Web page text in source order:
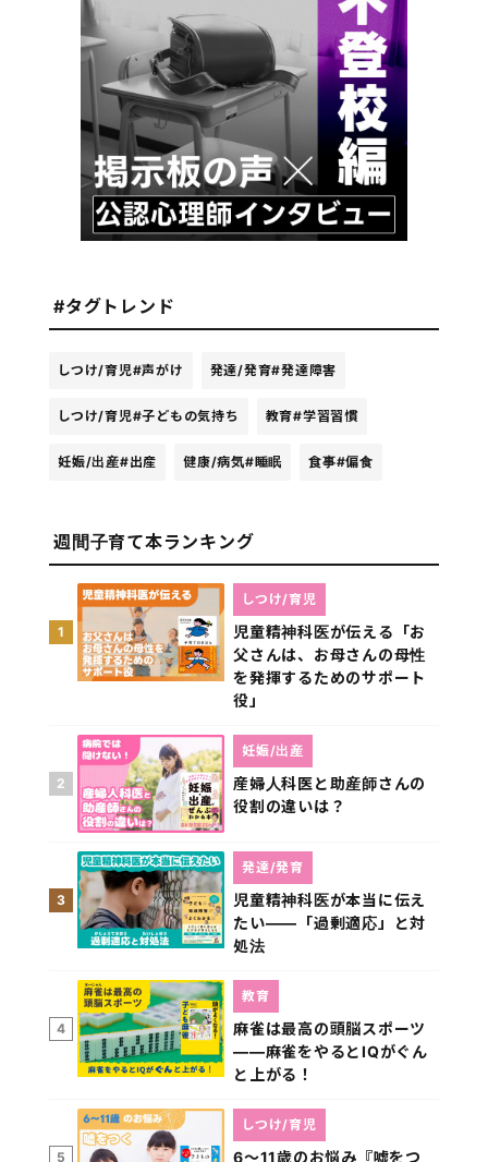
#タグトレンド
しつけ/育児#声がけ 発達/発育#発達障害
しつけ/育児#子どもの気持ち 教育#学習習慣
妊娠/出産#出産 健康/病気#睡眠 食事#偏食
週間子育て本ランキング
1
児童精神科医が伝える「お
父さんは、お母さんの母性
を発揮するためのサポート
役」
しつけ/育児
2
産婦人科医と助産師さんの
役割の違いは？
妊娠/出産
3
児童精神科医が本当に伝え
たい――「過剰適応」と対
処法
発達/発育
4
麻雀は最高の頭脳スポーツ
――麻雀をやるとIQがぐん
と上がる！
教育
5 6～11歳のお悩み『嘘をつ
しつけ/育児